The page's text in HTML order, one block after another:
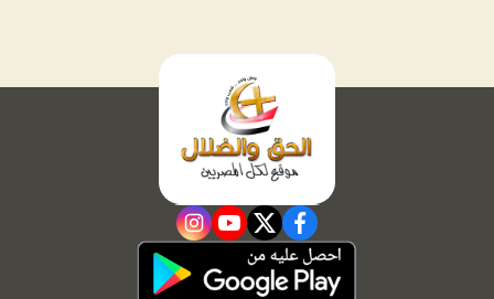
facebook
twitter
youtube
instagram